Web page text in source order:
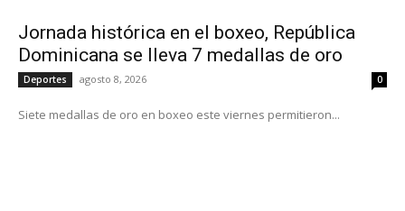
Jornada histórica en el boxeo, República
Dominicana se lleva 7 medallas de oro
Deportes agosto 8, 2026 0
Siete medallas de oro en boxeo este viernes permitieron...